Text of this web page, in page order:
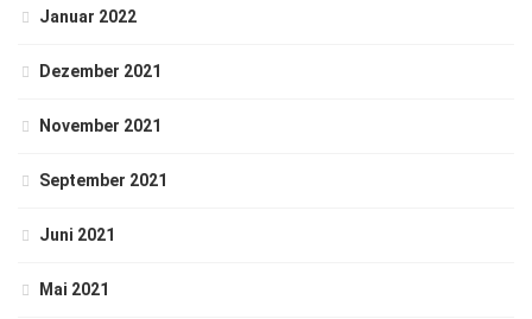
Januar 2022
Dezember 2021
November 2021
September 2021
Juni 2021
Mai 2021